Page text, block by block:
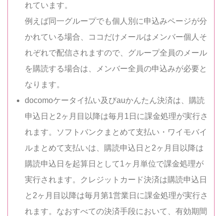
れています。
例えば同一グループでも個人別に申込みページが分
かれている場合、ココだけメールはメンバー個人そ
れぞれで配信されますので、グループ全員のメール
を購読する場合は、メンバー全員の申込みが必要と
なります。
docomoケータイ払い及びauかんたん決済は、購読
申込日と2ヶ月目以降は毎月1日に課金処理が実行さ
れます。ソフトバンクまとめて支払い・ワイモバイ
ルまとめて支払いは、購読申込日と2ヶ月目以降は
購読申込日を起算日として1ヶ月単位で課金処理が
実行されます。クレジットカード決済は購読申込日
と2ヶ月目以降は毎月第1営業日に課金処理が実行さ
れます。なおすべての決済手段において、有効期間